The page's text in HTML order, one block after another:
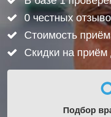
0 честных
Стоимость
Скидки на приём
Подбор